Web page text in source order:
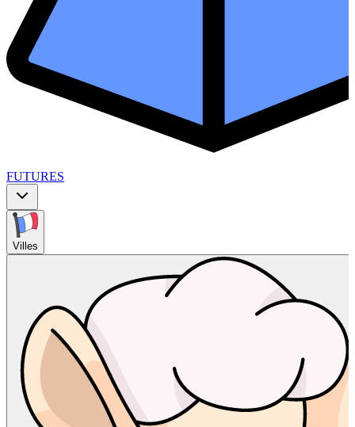
FUTURES
Villes